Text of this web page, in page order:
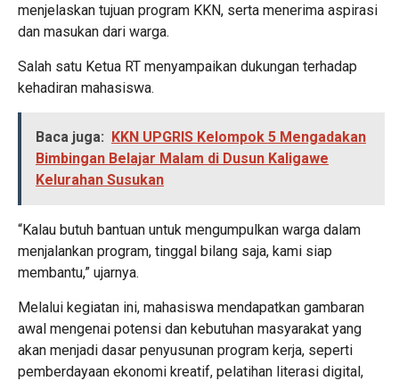
menjelaskan tujuan program KKN, serta menerima aspirasi
dan masukan dari warga.
Salah satu Ketua RT menyampaikan dukungan terhadap
kehadiran mahasiswa.
Baca juga: KKN UPGRIS Kelompok 5 Mengadakan
Bimbingan Belajar Malam di Dusun Kaligawe
Kelurahan Susukan
“Kalau butuh bantuan untuk mengumpulkan warga dalam
menjalankan program, tinggal bilang saja, kami siap
membantu,” ujarnya.
Melalui kegiatan ini, mahasiswa mendapatkan gambaran
awal mengenai potensi dan kebutuhan masyarakat yang
akan menjadi dasar penyusunan program kerja, seperti
pemberdayaan ekonomi kreatif, pelatihan literasi digital,